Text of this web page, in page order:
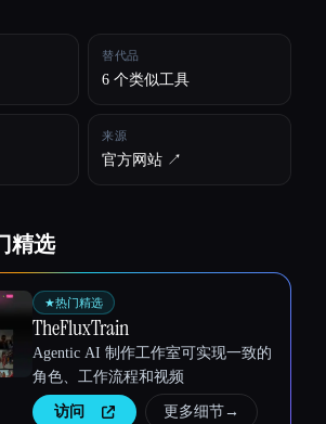
替代品
6 个类似工具
来源
官方网站 ↗︎
精选
★热门精选
TheFluxTrain
Agentic AI 制作工作室可实现一致的
角色、工作流程和视频
访问 更多细节→